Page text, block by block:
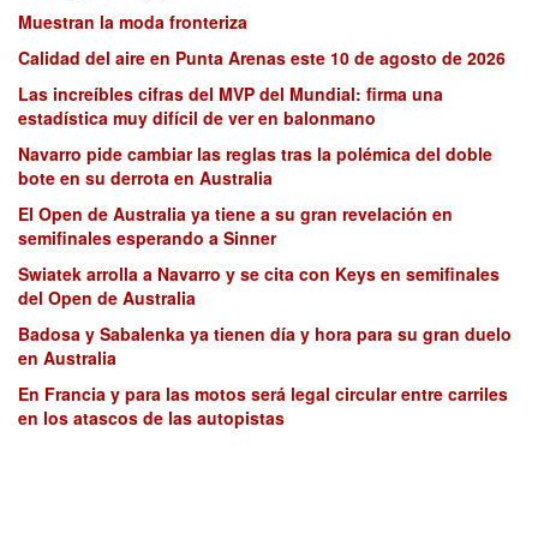
Muestran la moda fronteriza
Calidad del aire en Punta Arenas este 10 de agosto de 2026
Las increíbles cifras del MVP del Mundial: firma una
estadística muy difícil de ver en balonmano
Navarro pide cambiar las reglas tras la polémica del doble
bote en su derrota en Australia
El Open de Australia ya tiene a su gran revelación en
semifinales esperando a Sinner
Swiatek arrolla a Navarro y se cita con Keys en semifinales
del Open de Australia
Badosa y Sabalenka ya tienen día y hora para su gran duelo
en Australia
En Francia y para las motos será legal circular entre carriles
en los atascos de las autopistas